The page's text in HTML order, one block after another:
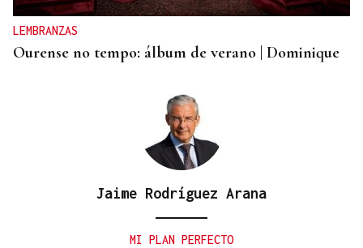
LEMBRANZAS
Ourense no tempo: álbum de verano | Dominique
Jaime Rodríguez Arana
MI PLAN PERFECTO